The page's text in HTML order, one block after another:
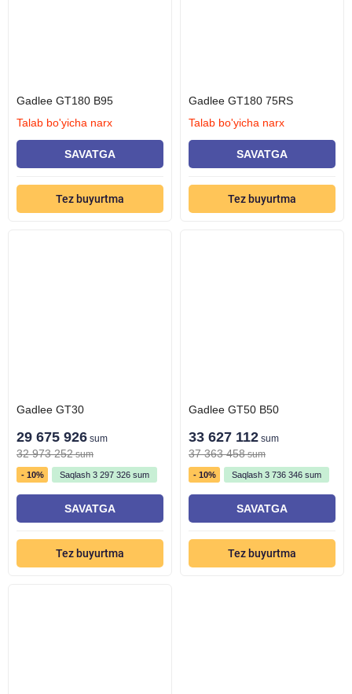
Gadlee GT180 B95
Talab bo'yicha narx
SAVATGA
Tez buyurtma
Gadlee GT180 75RS
Talab bo'yicha narx
SAVATGA
Tez buyurtma
Gadlee GT30
29 675 926 sum
32 973 252 sum
- 10% Saqlash 3 297 326 sum
SAVATGA
Tez buyurtma
Gadlee GT50 B50
33 627 112 sum
37 363 458 sum
- 10% Saqlash 3 736 346 sum
SAVATGA
Tez buyurtma